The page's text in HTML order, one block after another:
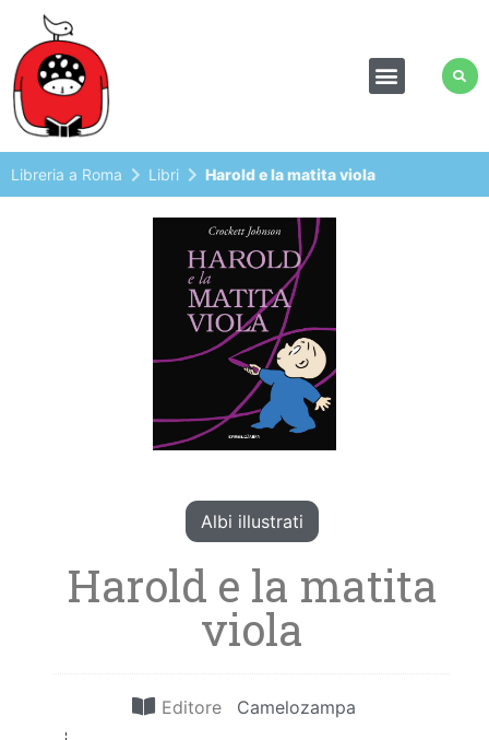
Libreria a Roma Libri Harold e la matita viola
Albi illustrati
Harold e la matita
viola
Editore Camelozampa